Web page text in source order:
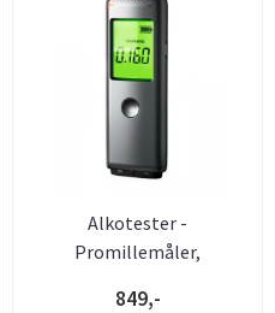
Alkotester -
Promillemåler,
849,-